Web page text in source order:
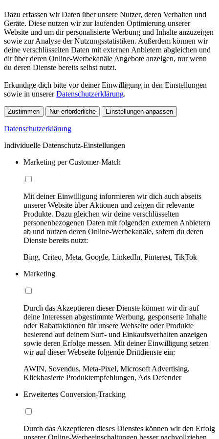
Dazu erfassen wir Daten über unsere Nutzer, deren Verhalten und
Geräte. Diese nutzen wir zur laufenden Optimierung unserer
Website und um dir personalisierte Werbung und Inhalte anzuzeigen
sowie zur Analyse der Nutzungsstatistiken. Außerdem können wir
deine verschlüsselten Daten mit externen Anbietern abgleichen und
dir über deren Online-Werbekanäle Angebote anzeigen, nur wenn
du deren Dienste bereits selbst nutzt.
Erkundige dich bitte vor deiner Einwilligung in den Einstellungen
sowie in unsererDatenschutzerklärung.
Zustimmen Nur erforderliche Einstellungen anpassen
Datenschutzerklärung
Individuelle Datenschutz-Einstellungen
Marketing per Customer-Match
Mit deiner Einwilligung informieren wir dich auch abseits
unserer Website über Aktionen und zeigen dir relevante
Produkte. Dazu gleichen wir deine verschlüsselten
personenbezogenen Daten mit folgenden externen Anbietern
ab und nutzen deren Online-Werbekanäle, sofern du deren
Dienste bereits nutzt:
Bing, Criteo, Meta, Google, LinkedIn, Pinterest, TikTok
Marketing
Durch das Akzeptieren dieser Dienste können wir dir auf
deine Interessen abgestimmte Werbung, gesponserte Inhalte
oder Rabattaktionen für unsere Webseite oder Produkte
basierend auf deinem Surf- und Einkaufsverhalten anzeigen
sowie deren Erfolge messen. Mit deiner Einwilligung setzen
wir auf dieser Webseite folgende Drittdienste ein:
AWIN, Sovendus, Meta-Pixel, Microsoft Advertising,
Klickbasierte Produktempfehlungen, Ads Defender
Erweitertes Conversion-Tracking
Durch das Akzeptieren dieses Dienstes können wir den Erfolg
unserer Online-Werbeeinschaltungen besser nachvollziehen,